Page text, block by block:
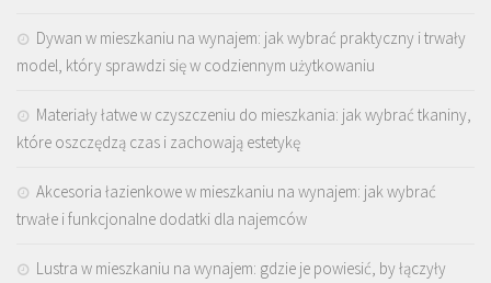
Dywan w mieszkaniu na wynajem: jak wybrać praktyczny i trwały
model, który sprawdzi się w codziennym użytkowaniu
Materiały łatwe w czyszczeniu do mieszkania: jak wybrać tkaniny,
które oszczędzą czas i zachowają estetykę
Akcesoria łazienkowe w mieszkaniu na wynajem: jak wybrać
trwałe i funkcjonalne dodatki dla najemców
Lustra w mieszkaniu na wynajem: gdzie je powiesić, by łączyły